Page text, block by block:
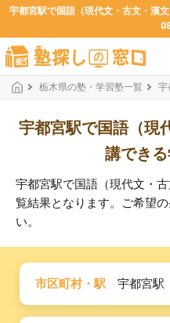
宇都宮駅で国語（現代文・古文・漢
栃木県の塾・学習塾一覧 宇
宇都宮駅で国語（現
講でき
宇都宮駅で国語（現代文・
覧結果となります。ご希望
い。
市区町村・駅 宇都宮駅